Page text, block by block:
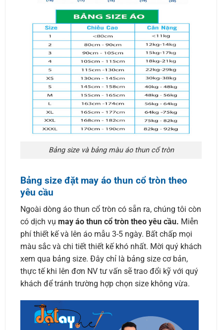
Bảng size và bảng màu áo thun cổ tròn
Bảng size đặt may áo thun cổ tròn theo
yêu cầu
Ngoài dòng áo thun cổ tròn có sẵn ra, chúng tôi còn
có dịch vụ may áo thun cổ tròn theo yêu cầu. Miễn
phí thiết kế và lên áo mẫu 3-5 ngày. Bất chấp mọi
màu sắc và chi tiết thiết kế khó nhất. Mời quý khách
xem qua bảng size. Đây chỉ là bảng size cơ bản,
thực tế khi lên đơn NV tư vấn sẽ trao đổi kỹ với quý
khách để tránh trường hợp chọn size không vừa.